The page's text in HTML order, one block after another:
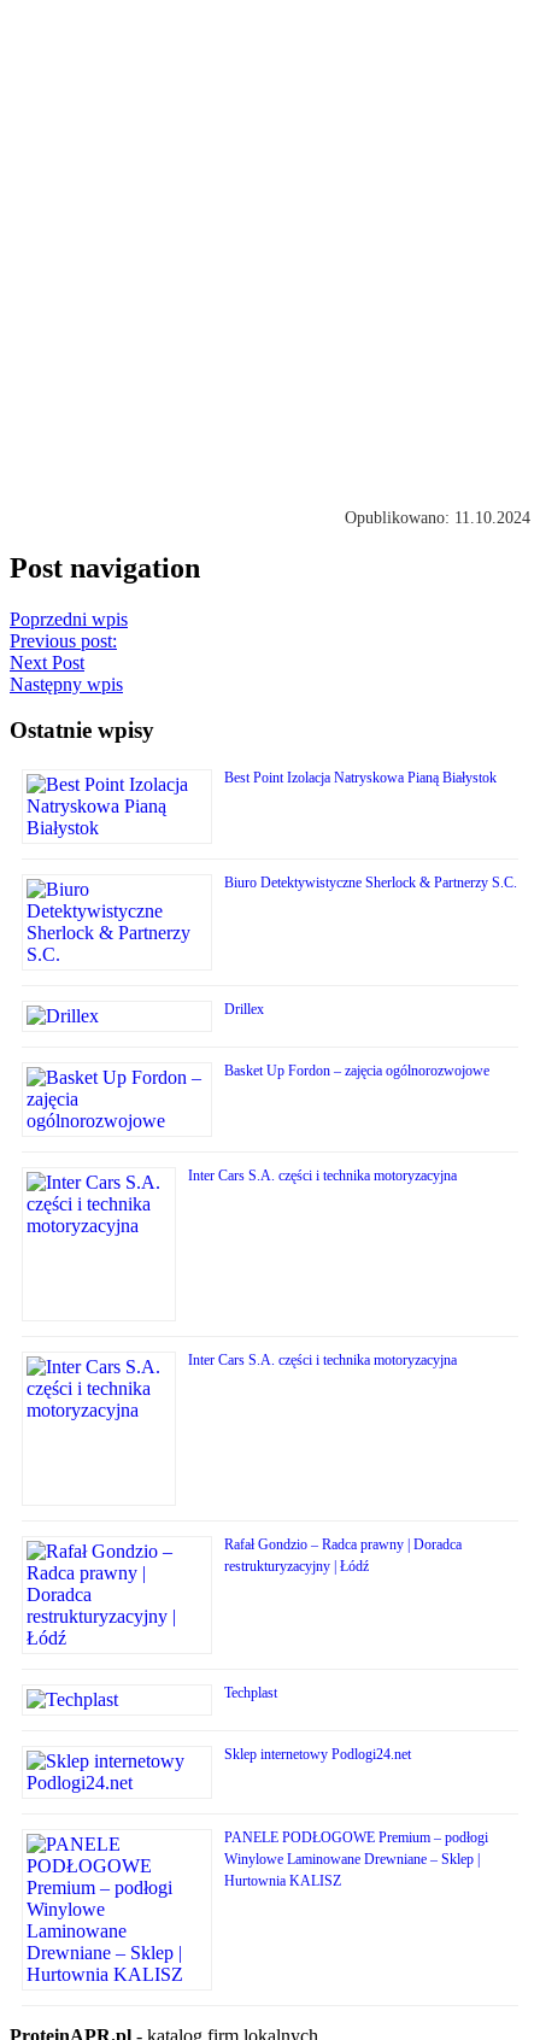
Opublikowano: 11.10.2024
Post navigation
Poprzedni wpis
Previous post:
Next Post
Następny wpis
Ostatnie wpisy
Best Point Izolacja Natryskowa Pianą Białystok
Biuro Detektywistyczne Sherlock & Partnerzy S.C.
Drillex
Basket Up Fordon – zajęcia ogólnorozwojowe
Inter Cars S.A. części i technika motoryzacyjna
Inter Cars S.A. części i technika motoryzacyjna
Rafał Gondzio – Radca prawny | Doradca
restrukturyzacyjny | Łódź
Techplast
Sklep internetowy Podlogi24.net
PANELE PODŁOGOWE Premium – podłogi
Winylowe Laminowane Drewniane – Sklep |
Hurtownia KALISZ
ProteinAPR.pl - katalog firm lokalnych